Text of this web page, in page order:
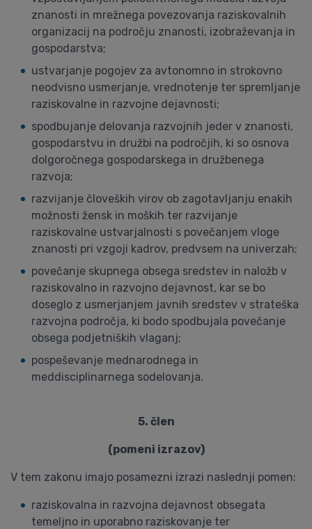
znanosti in mrežnega povezovanja raziskovalnih
organizacij na področju znanosti, izobraževanja in
gospodarstva;
ustvarjanje pogojev za avtonomno in strokovno
neodvisno usmerjanje, vrednotenje ter spremljanje
raziskovalne in razvojne dejavnosti;
spodbujanje delovanja razvojnih jeder v znanosti,
gospodarstvu in družbi na področjih, ki so osnova
dolgoročnega gospodarskega in družbenega
razvoja;
razvijanje človeških virov ob zagotavljanju enakih
možnosti žensk in moških ter razvijanje
raziskovalne ustvarjalnosti s povečanjem vloge
znanosti pri vzgoji kadrov, predvsem na univerzah;
povečanje skupnega obsega sredstev in naložb v
raziskovalno in razvojno dejavnost, kar se bo
doseglo z usmerjanjem javnih sredstev v strateška
razvojna področja, ki bodo spodbujala povečanje
obsega podjetniških vlaganj;
pospeševanje mednarodnega in
meddisciplinarnega sodelovanja.
5. člen
(pomeni izrazov)
V tem zakonu imajo posamezni izrazi naslednji pomen:
raziskovalna in razvojna dejavnost obsegata
temeljno in uporabno raziskovanje ter